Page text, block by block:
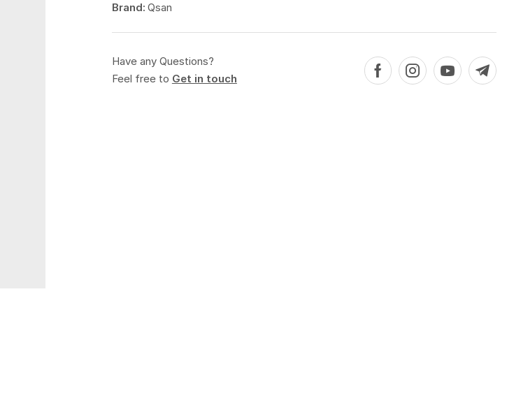
Brand: Qsan
Have any Questions?
Feel free to Get in touch